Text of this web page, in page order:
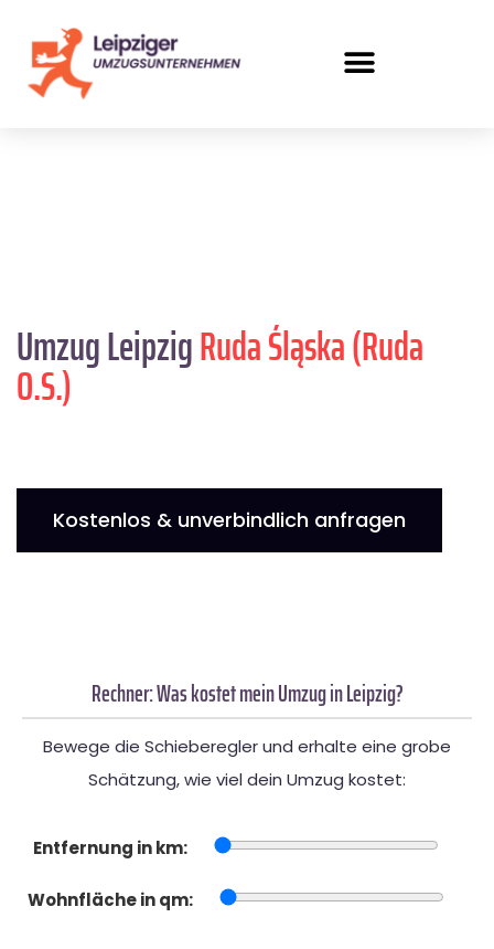
Umzug LeipzigRuda Śląska (Ruda
O.S.)
Kostenlos & unverbindlich anfragen
Rechner: Was kostet mein Umzug in Leipzig?
Bewege die Schieberegler und erhalte eine grobe
Schätzung, wie viel dein Umzug kostet:
Entfernung in km:
Wohnfläche in qm: